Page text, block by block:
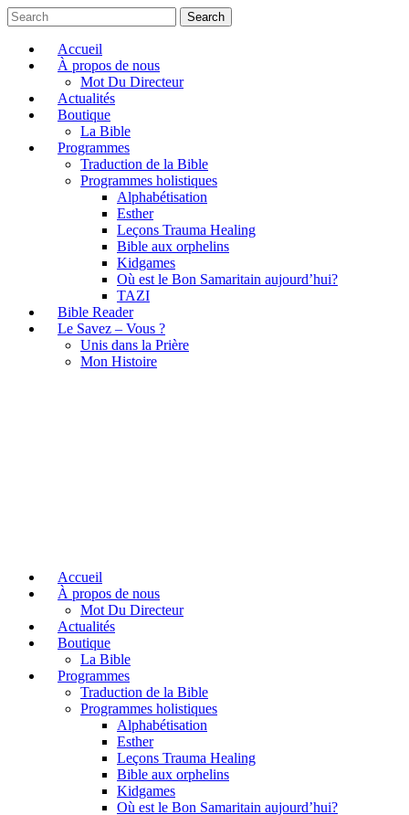
Search
Accueil
À propos de nous
Mot Du Directeur
Actualités
Boutique
La Bible
Programmes
Traduction de la Bible
Programmes holistiques
Alphabétisation
Esther
Leçons Trauma Healing
Bible aux orphelins
Kidgames
Où est le Bon Samaritain aujourd’hui?
TAZI
Bible Reader
Le Savez – Vous ?
Unis dans la Prière
Mon Histoire
Accueil
À propos de nous
Mot Du Directeur
Actualités
Boutique
La Bible
Programmes
Traduction de la Bible
Programmes holistiques
Alphabétisation
Esther
Leçons Trauma Healing
Bible aux orphelins
Kidgames
Où est le Bon Samaritain aujourd’hui?